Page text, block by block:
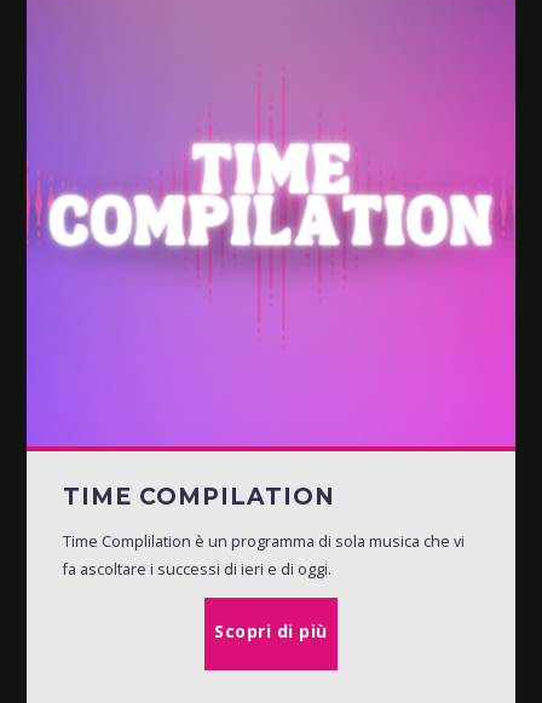
TIME COMPILATION
Time Complilation è un programma di sola musica che vi
fa ascoltare i successi di ieri e di oggi.
Scopri di più